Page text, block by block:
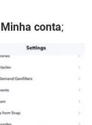
Minha conta;